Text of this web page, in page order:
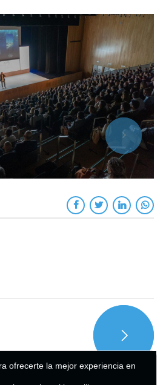
ofrecerte la mejor experiencia en